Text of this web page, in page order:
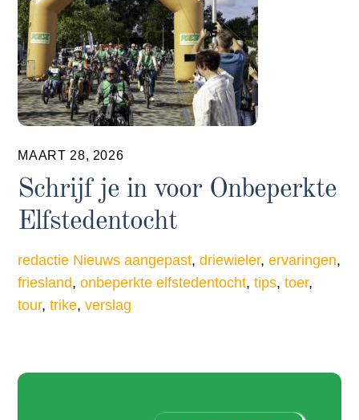
MAART 28, 2026
Schrijf je in voor Onbeperkte
Elfstedentocht
redactie Nieuws aangepast,driewieler,ervaringen,
friesland,onbeperkte elfstedentocht,tips,toer,
tour,trike,verslag